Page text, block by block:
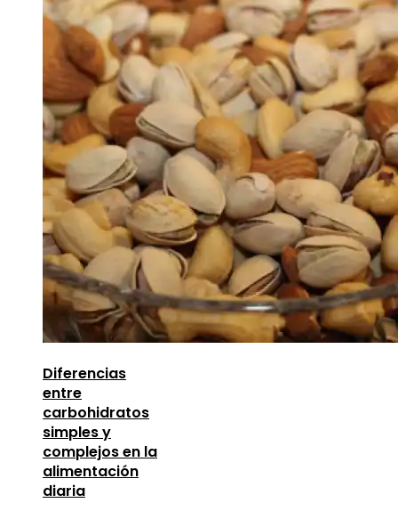
Diferencias
entre
carbohidratos
simples y
complejos en la
alimentación
diaria